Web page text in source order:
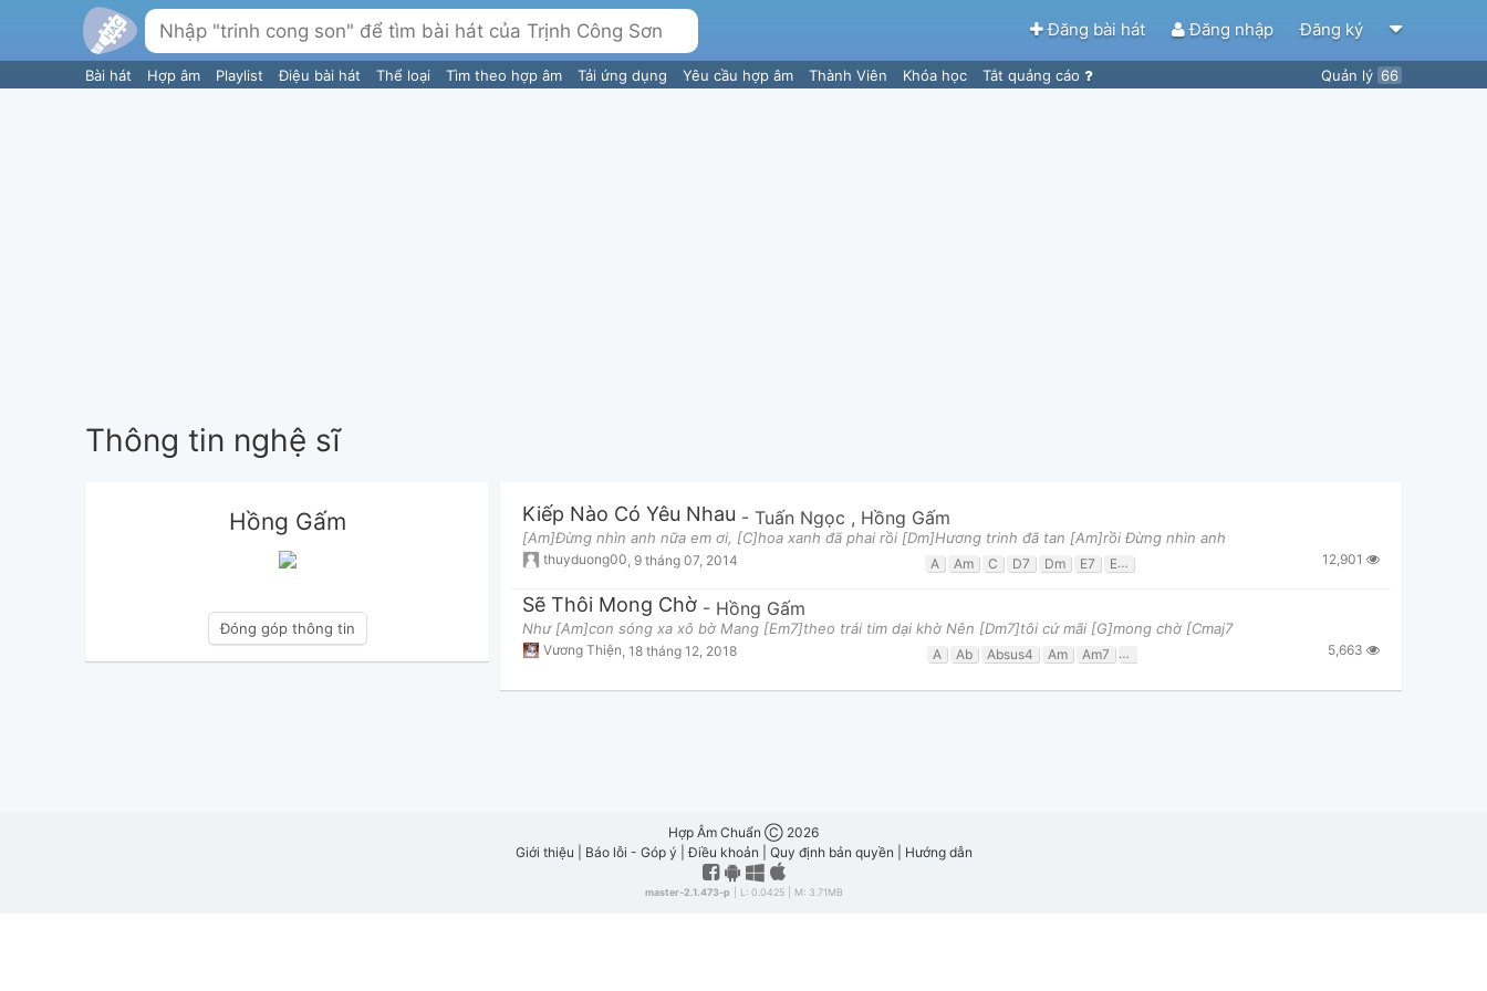
Đăng bài hát Đăng nhập Đăng ký
Bài hát Hợp âm Playlist Điệu bài hát Thể loại Tìm theo hợp âm Tải ứng dụng Yêu cầu hợp âm Thành Viên Khóa học Tắt quảng cáo Quản lý 66
Thông tin nghệ sĩ
Hồng Gấm
Đóng góp thông tin
Kiếp Nào Có Yêu Nhau - Tuấn Ngọc , Hồng Gấm
[Am]Đừng nhìn anh nữa em ơi, [C]hoa xanh đã phai rồi [Dm]Hương trinh đã tan [Am]rồi Đừng nhìn anh
thuyduong00 9 tháng 07, 2014 A Am C D7 Dm E7 Em 12,901
Sẽ Thôi Mong Chờ - Hồng Gấm
Như [Am]con sóng xa xô bờ Mang [Em7]theo trái tim dại khờ Nên [Dm7]tôi cứ mãi [G]mong chờ [Cmaj7
Vương Thiện 18 tháng 12, 2018 A Ab Absus4 Am Am7 Asus4 Cm7b5
5,663
Hợp Âm Chuẩn Ⓒ 2026
Giới thiệu
Báo lỗi - Góp ý |Điều khoản Quy định bản quyền Hướng dẫn
master-2.1.473-p | L: 0.0425 | M: 3.71MB